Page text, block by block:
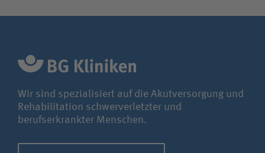
Wir sind spezialisiert auf die Akutversorgung und
Rehabilitation schwerverletzter und
berufserkrankter Menschen.